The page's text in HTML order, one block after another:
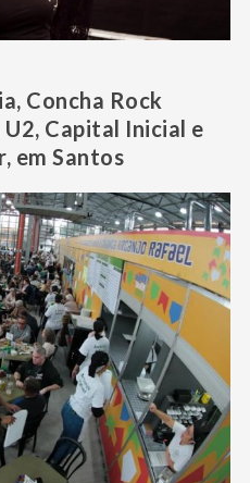
Concha Rock
Capital Inicial e
em Santos